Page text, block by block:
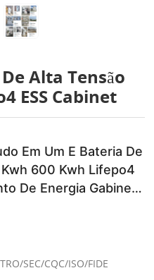
Alta Tensão
ESS Cabinet
Em Um E Bateria De
600 Kwh Lifepo4
De Energia Gabinete
SEC/CQC/ISO/FIDE